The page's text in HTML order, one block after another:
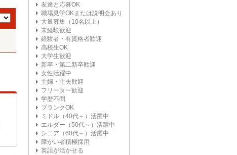
友達と応募OK
職場見学OKまたは説明会あり
大量募集（10名以上）
未経験歓迎
経験者・有資格者歓迎
高校生OK
大学生歓迎
新卒・第二新卒歓迎
女性活躍中
主婦・主夫歓迎
フリーター歓迎
学歴不問
ブランクOK
ミドル（40代～）活躍中
エルダー（50代～）活躍中
シニア（60代～）活躍中
障がい者積極採用
英語が活かせる